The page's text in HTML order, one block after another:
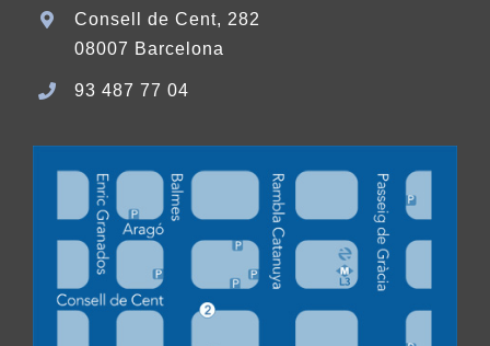
Consell de Cent, 282
08007 Barcelona
93 487 77 04